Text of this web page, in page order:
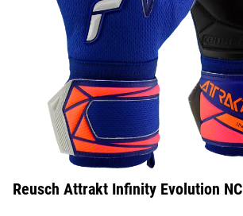
Reusch Attrakt Infinity Evolution NC